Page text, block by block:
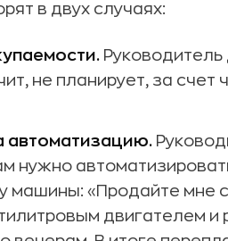
в двух случаях:
не планирует, за
автоматизацию.
нужно
машины: «Продайте мне
двигателем и